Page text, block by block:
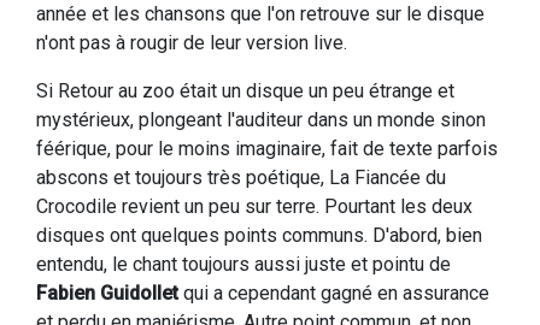
année et les chansons que l'on retrouve sur le disque
n'ont pas à rougir de leur version live.
Si Retour au zoo était un disque un peu étrange et
mystérieux, plongeant l'auditeur dans un monde sinon
féérique, pour le moins imaginaire, fait de texte parfois
abscons et toujours très poétique, La Fiancée du
Crocodile revient un peu sur terre. Pourtant les deux
disques ont quelques points communs. D'abord, bien
entendu, le chant toujours aussi juste et pointu de
Fabien Guidolletqui a cependant gagné en assurance